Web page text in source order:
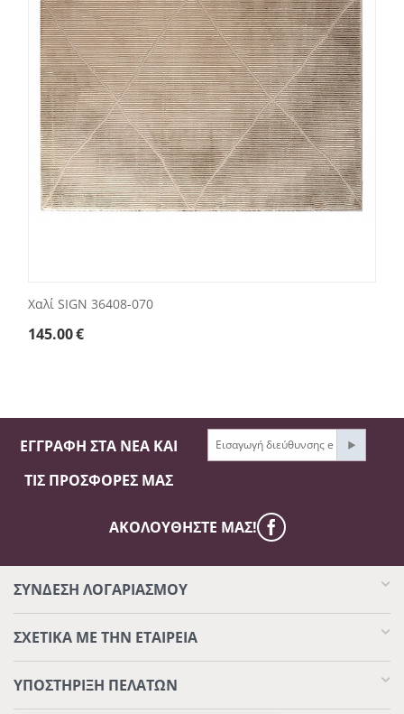
Χαλί SIGN 36408-070
145.00€
ΕΓΓΡΑΦΉ ΣΤΑ ΝΈΑ ΚΑΙ
ΤΙΣ ΠΡΟΣΦΟΡΈΣ ΜΑΣ
ΑΚΟΛΟΥΘΉΣΤΕ ΜΑΣ!
ΣΥΝΔΕΣΗ ΛΟΓΑΡΙΑΣΜΟΥ​
ΣΧΕΤΙΚΆ ΜΕ ΤΗΝ ΕΤΑΙΡΕΊΑ
ΥΠΟΣΤΉΡΙΞΗ ΠΕΛΑΤΏΝ